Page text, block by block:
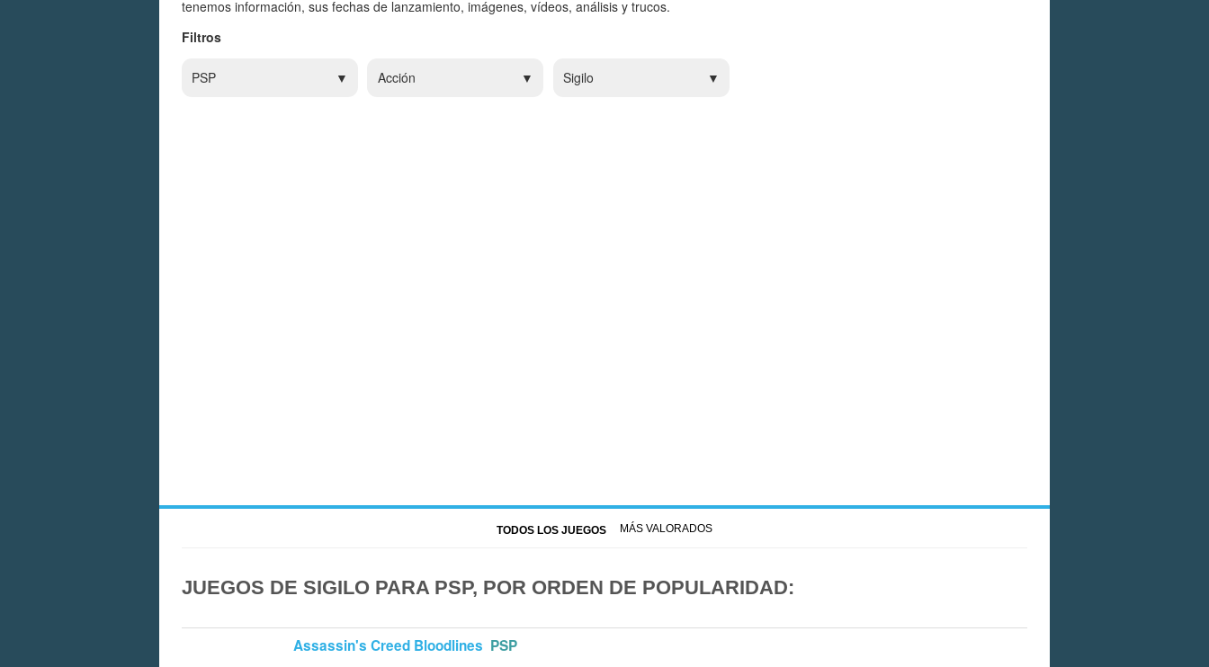
tenemos información, sus fechas de lanzamiento, imágenes, vídeos, análisis y trucos.
Filtros
PSP Acción Sigilo
TODOS LOS JUEGOS MÁS VALORADOS
JUEGOS DE SIGILO PARA PSP, POR ORDEN DE POPULARIDAD:
Assassin's Creed Bloodlines PSP